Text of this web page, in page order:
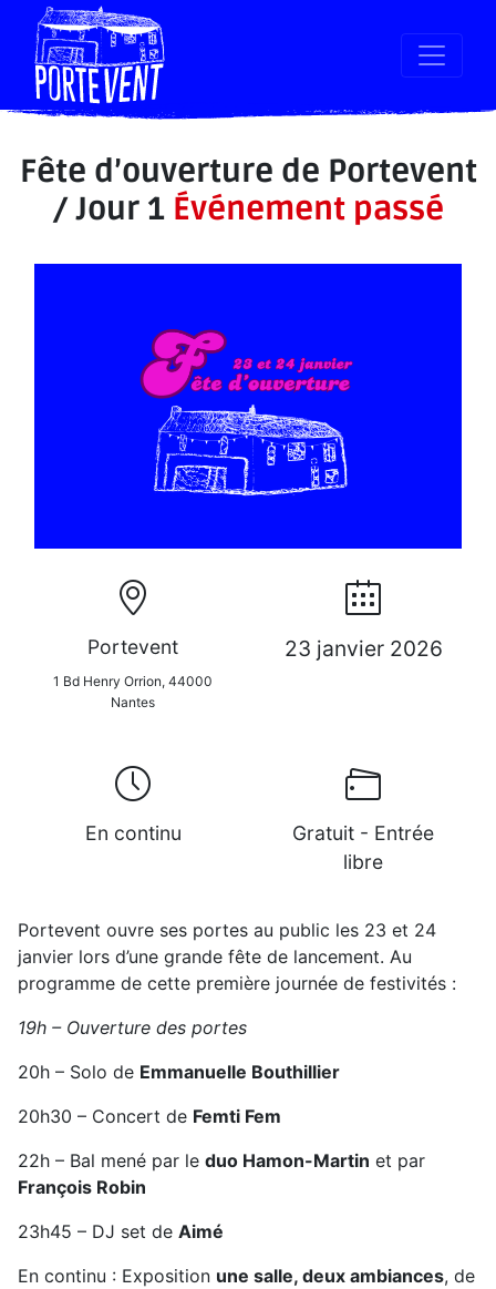
Fête d’ouverture de Portevent
/ Jour 1Événement passé
Portevent
1 Bd Henry Orrion, 44000
Nantes
23 janvier 2026
En continu
Gratuit - Entrée
libre
Portevent ouvre ses portes au public les 23 et 24
janvier lors d’une grande fête de lancement. Au
programme de cette première journée de festivités :
19h – Ouverture des portes
20h – Solo de Emmanuelle Bouthillier
20h30 – Concert de Femti Fem
22h – Bal mené par le duo Hamon-Martin et par
François Robin
23h45 – DJ set de Aimé
En continu : Exposition une salle, deux ambiances, de